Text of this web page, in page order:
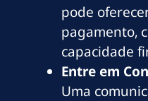
pode
pagamento,
capacidade
Entre em
Uma